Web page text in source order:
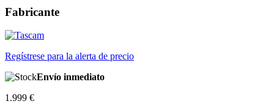
Fabricante
Regístrese para la alerta de precio
Envío inmediato
1.999 €